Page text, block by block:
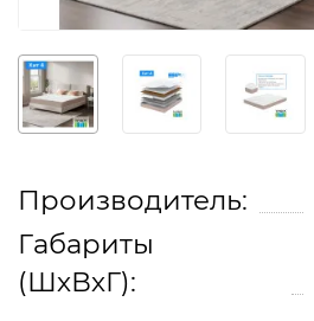
Производитель:
Габариты
(ШхВхГ):